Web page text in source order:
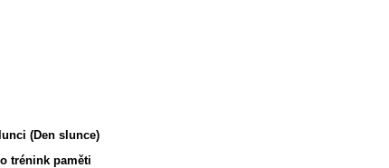
(Den slunce)
paměti